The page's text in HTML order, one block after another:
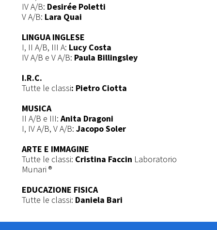
IV A/B: Desirée Poletti
V A/B: Lara Quai
LINGUA INGLESE
I, II A/B, III A: Lucy Costa
IV A/B e V A/B: Paula Billingsley
I.R.C.
Tutte le classi: Pietro Ciotta
MUSICA
II A/B e III: Anita Dragoni
I, IV A/B, V A/B: Jacopo Soler
ARTE E IMMAGINE
Tutte le classi: Cristina Faccin Laboratorio
Munari ®
EDUCAZIONE FISICA
Tutte le classi: Daniela Bari